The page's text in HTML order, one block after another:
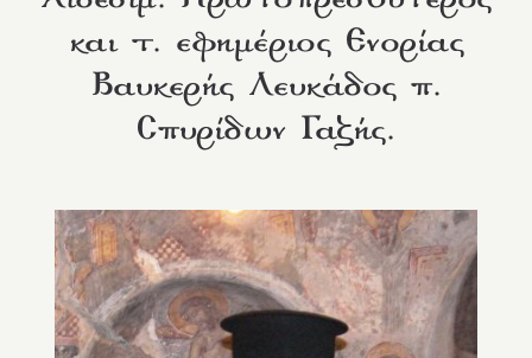
και τ. εφημέριος Ενορίας
Βαυκερής Λευκάδος π.
Σπυρίδων Γαζής.